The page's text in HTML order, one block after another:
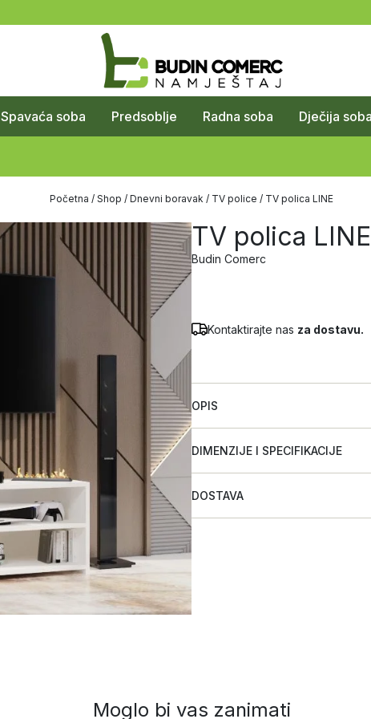
Spavaća soba Predsoblje Radna soba Dječija soba
Početna / Shop / Dnevni boravak / TV police / TV polica LINE
TV polica LINE
Budin Comerc
Kontaktirajte nas za dostavu.
OPIS
DIMENZIJE I SPECIFIKACIJE
DOSTAVA
Moglo bi vas zanimati